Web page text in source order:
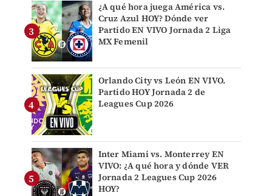
¿A qué hora juega América vs.
Cruz Azul HOY? Dónde ver
Partido EN VIVO Jornada 2 Liga
MX Femenil
Orlando City vs León EN VIVO.
Partido HOY Jornada 2 de
Leagues Cup 2026
Inter Miami vs. Monterrey EN
VIVO: ¿A qué hora y dónde VER
Jornada 2 Leagues Cup 2026
HOY?